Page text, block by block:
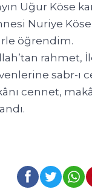
Uğur Köse
Nuriye
öğrendim.
rahmet,
sabr-ı
cennet,